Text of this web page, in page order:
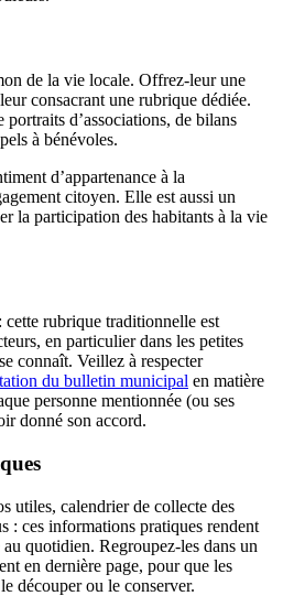
de la vie locale. Offrez-leur une
consacrant une rubrique dédiée.
d’associations, de bilans
à bénévoles.
d’appartenance à la
citoyen. Elle est aussi un
la participation des habitants à la vie
cette rubrique traditionnelle est
en particulier dans les petites
connaît. Veillez à respecter
du bulletin municipal en matière
personne mentionnée (ou ses
donné son accord.
utiles, calendrier de collecte des
: ces informations pratiques rendent
quotidien. Regroupez-les dans un
en dernière page, pour que les
découper ou le conserver.